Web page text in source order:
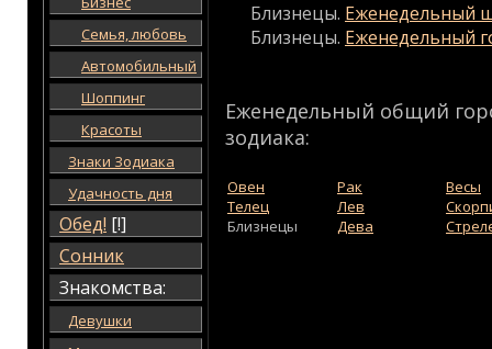
Семья, любовь
Автомобильный
Шоппинг
Красоты
Знаки Зодиака
Удачность дня
Обед! [!]
Сонник
Знакомства:
Девушки
Близнецы. Еженедельный
Близнецы. Еженедельный
Еженедельный общий
зодиака:
Овен
Телец
Близнецы
Рак
Лев
Дева
Весы